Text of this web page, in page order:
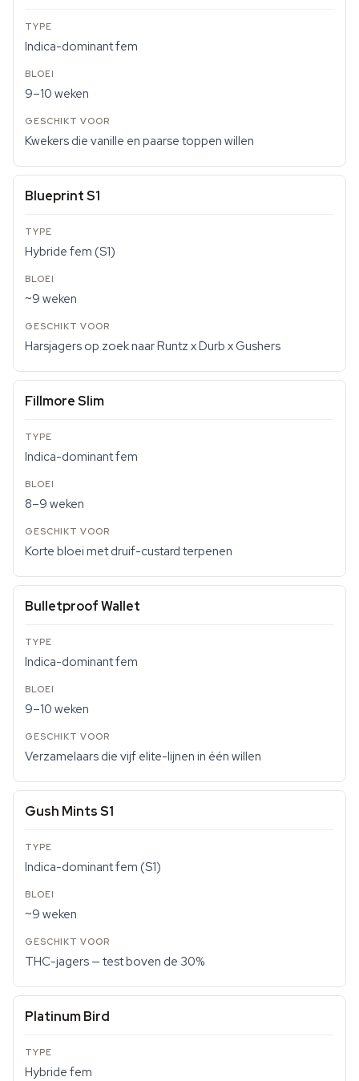
Indica-dominant fem
9–10 weken
Kwekers die vanille en paarse toppen willen
Blueprint S1
Hybride fem (S1)
~9 weken
Harsjagers op zoek naar Runtz x Durb x Gushers
Fillmore Slim
Indica-dominant fem
8–9 weken
Korte bloei met druif-custard terpenen
Bulletproof Wallet
Indica-dominant fem
9–10 weken
Verzamelaars die vijf elite-lijnen in één willen
Gush Mints S1
Indica-dominant fem (S1)
~9 weken
THC-jagers — test boven de 30%
Platinum Bird
Hybride fem